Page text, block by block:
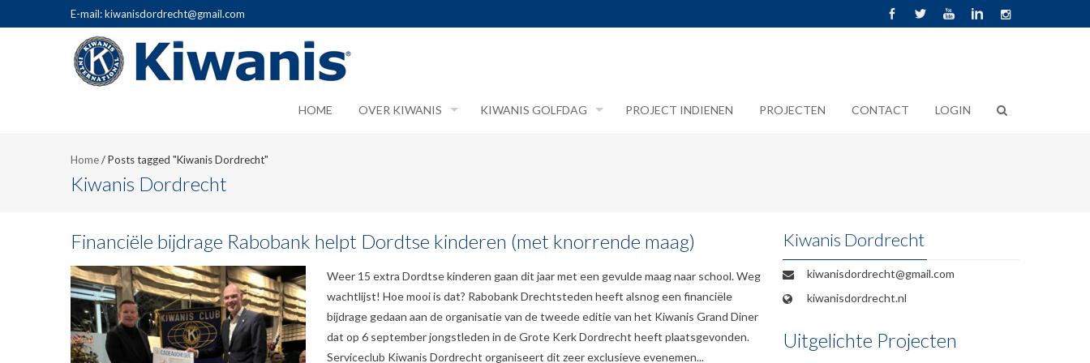
E-mail: kiwanisdordrecht@gmail.com
HOME OVER KIWANIS KIWANIS GOLFDAG PROJECT INDIENEN PROJECTEN CONTACT LOGIN
Home/Posts tagged "Kiwanis Dordrecht"
Kiwanis Dordrecht
Financiële bijdrage Rabobank helpt Dordtse kinderen (met knorrende maag)
Weer 15 extra Dordtse kinderen gaan dit jaar met een gevulde maag naar school. Weg
wachtlijst! Hoe mooi is dat? Rabobank Drechtsteden heeft alsnog een financiële
bijdrage gedaan aan de organisatie van de tweede editie van het Kiwanis Grand Diner
dat op 6 september jongstleden in de Grote Kerk Dordrecht heeft plaatsgevonden.
Serviceclub Kiwanis Dordrecht organiseert dit zeer exclusieve evenemen...
Kiwanis Dordrecht
kiwanisdordrecht@gmail.com
kiwanisdordrecht.nl
Uitgelichte Projecten